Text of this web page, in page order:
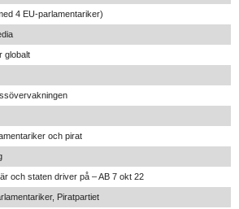
4 EU-parlamentariker)
globalt
och pirat
och staten driver på – AB 7 okt 22
Piratpartiet